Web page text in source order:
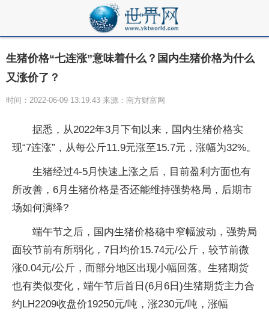
生猪价格“七连涨”意味着什么？国内生猪价格为什么
又涨价了？
时间：2022-06-09 13:19:43 来源：南方财富网
据悉，从2022年3月下旬以来，国内生猪价格实
现“7连涨”，从每公斤11.9元涨至15.7元，涨幅为32%。
生猪经过4-5月快速上涨之后，目前盈利方面也有
所改善，6月生猪价格是否还能维持强势格局，后期市
场如何演绎?
端午节之后，国内生猪价格稳中窄幅波动，强势局
面较节前有所弱化，7日均价15.74元/公斤，较节前微
涨0.04元/公斤，而部分地区出现小幅回落。生猪期货
也有类似变化，端午节后首日(6月6日)生猪期货主力合
约LH2209收盘价19250元/吨，涨230元/吨，涨幅